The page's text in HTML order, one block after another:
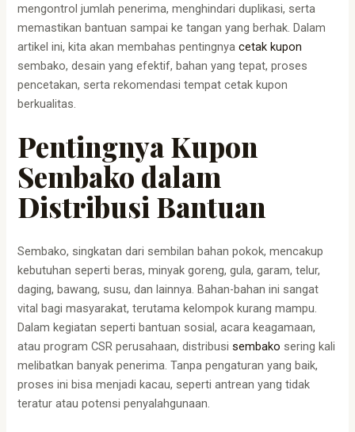
mengontrol jumlah penerima, menghindari duplikasi, serta
memastikan bantuan sampai ke tangan yang berhak. Dalam
artikel ini, kita akan membahas pentingnyacetak kupon
sembako, desain yang efektif, bahan yang tepat, proses
pencetakan, serta rekomendasi tempat cetak kupon
berkualitas.
Pentingnya Kupon
Sembako dalam
Distribusi Bantuan
Sembako, singkatan dari sembilan bahan pokok, mencakup
kebutuhan seperti beras, minyak goreng, gula, garam, telur,
daging, bawang, susu, dan lainnya. Bahan-bahan ini sangat
vital bagi masyarakat, terutama kelompok kurang mampu.
Dalam kegiatan seperti bantuan sosial, acara keagamaan,
atau program CSR perusahaan, distribusisembako sering kali
melibatkan banyak penerima. Tanpa pengaturan yang baik,
proses ini bisa menjadi kacau, seperti antrean yang tidak
teratur atau potensi penyalahgunaan.